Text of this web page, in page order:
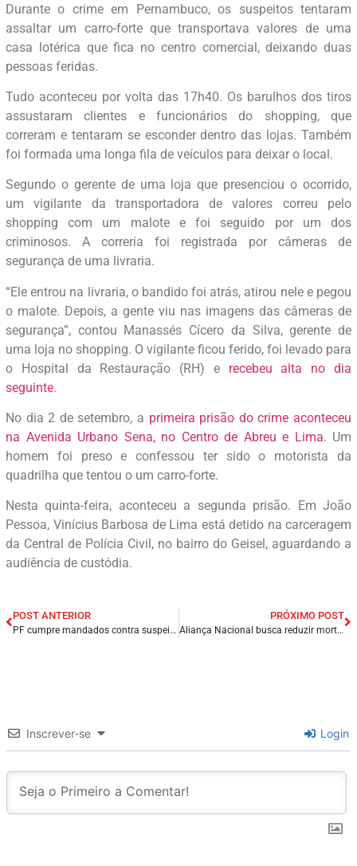
Durante o crime em Pernambuco, os suspeitos tentaram
assaltar um carro-forte que transportava valores de uma
casa lotérica que fica no centro comercial, deixando duas
pessoas feridas.
Tudo aconteceu por volta das 17h40. Os barulhos dos tiros
assustaram clientes e funcionários do shopping, que
correram e tentaram se esconder dentro das lojas. Também
foi formada uma longa fila de veículos para deixar o local.
Segundo o gerente de uma loja que presenciou o ocorrido,
um vigilante da transportadora de valores correu pelo
shopping com um malote e foi seguido por um dos
criminosos. A correria foi registrada por câmeras de
segurança de uma livraria.
“Ele entrou na livraria, o bandido foi atrás, atirou nele e pegou
o malote. Depois, a gente viu nas imagens das câmeras de
segurança”, contou Manassés Cícero da Silva, gerente de
uma loja no shopping. O vigilante ficou ferido, foi levado para
o Hospital da Restauração (RH) e recebeu alta no dia
seguinte.
No dia 2 de setembro, a primeira prisão do crime aconteceu
na Avenida Urbano Sena, no Centro de Abreu e Lima. Um
homem foi preso e confessou ter sido o motorista da
quadrilha que tentou o um carro-forte.
Nesta quinta-feira, aconteceu a segunda prisão. Em João
Pessoa, Vinícius Barbosa de Lima está detido na carceragem
da Central de Polícia Civil, no bairro do Geisel, aguardando a
audiência de custódia.
POST ANTERIOR
PF cumpre mandados contra suspeitos de falsificar laudos psicológicos para obter armas de fogo no Piauí.
PRÓXIMO POST
Aliança Nacional busca reduzir mortalidade materna e neonatal.
Inscrever-se Login